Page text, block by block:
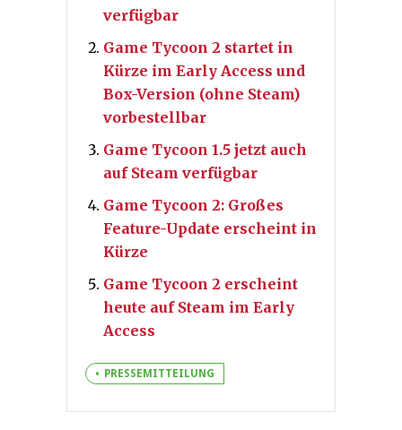
verfügbar
Game Tycoon 2 startet in
Kürze im Early Access und
Box-Version (ohne Steam)
vorbestellbar
Game Tycoon 1.5 jetzt auch
auf Steam verfügbar
Game Tycoon 2: Großes
Feature-Update erscheint in
Kürze
Game Tycoon 2 erscheint
heute auf Steam im Early
Access
PRESSEMITTEILUNG